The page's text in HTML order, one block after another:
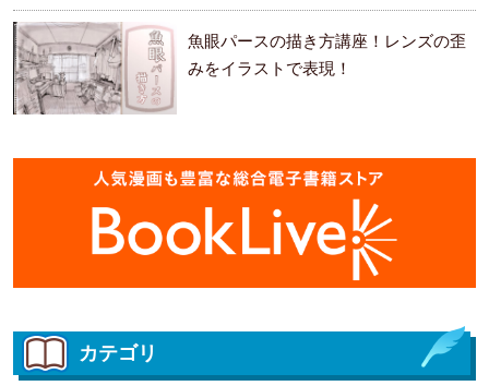
ます。
魚眼パースの描き方講座！レンズの歪
みをイラストで表現！
カテゴリ